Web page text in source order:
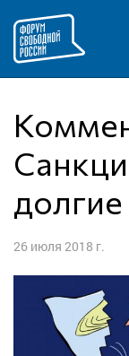
содержимому
Комментарий:
долгие
26 июля 2018 г.